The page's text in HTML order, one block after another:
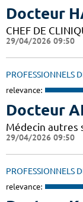
Docteur
CHEF DE
29/04/2026 09:50
PROFESSIONNELS
relevance:
Docteur
Médecin autres
29/04/2026 09:50
PROFESSIONNELS
relevance: